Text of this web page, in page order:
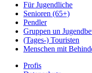
Für Jugendliche
Senioren (65+)
Pendler
Gruppen un
(Tages-) Touristen
Menschen mit
Profis